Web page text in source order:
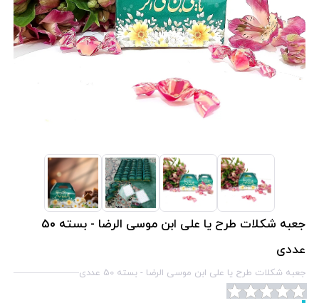
جعبه شکلات طرح یا علی ابن موسی الرضا - بسته 50
عددی
جعبه شکلات طرح یا علی ابن موسی الرضا - بسته 50 عددی